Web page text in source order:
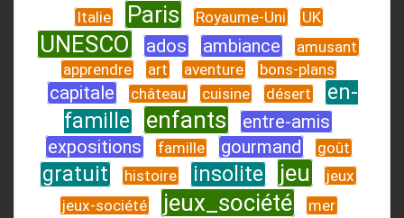
Italie Paris Royaume-Uni UK
UNESCO ados ambiance
amusant
apprendre
art aventure bons-plans
capitale château cuisine désert
en-
famille
enfants
entre-amis
expositions
famille gourmand goût
gratuit histoire insolite jeu
jeux
jeux-société
jeux_société
mer